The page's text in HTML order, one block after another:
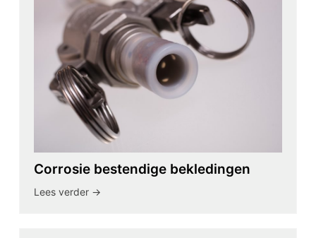
Corrosie bestendige bekledingen
Lees verder ->